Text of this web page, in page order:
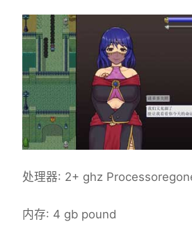
处理器: 2+ ghz
内存: 4 gb pound